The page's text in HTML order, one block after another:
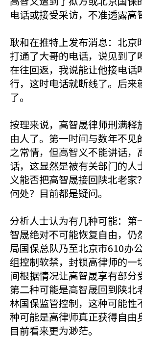
电话或接受采访，不准透露高
耿和在推特上发布消息：北京
打通了大哥的电话，说见到了
在往回返，我说能让他接电话
行，这时电话就断线了。后来
了。
按理来说，高智晟律师刑满释
由人了。第一时间与数年不见
之常情，但高智义不能讲话，
话，这显然是被有关部门的人
义能否把高智晟接回陕北老家
何处？目前都是疑问。
分析人士认为有几种可能：第
智晟绝对不可能恢复自由，仍
局国保总队乃至北京市610办
组控制软禁，封锁高律师的一
间根据情况让高智晟享有部分
第二种可能是高智晟回到陕北
林国保监管控制，这种可能性
种可能是高律师真正获得自由
目前看来更为渺茫。